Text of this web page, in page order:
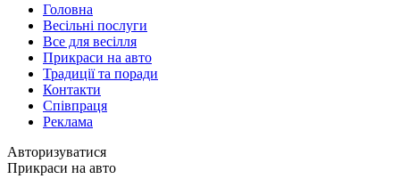
Головна
Весільні послуги
Все для весілля
Прикраси на авто
Традиції та поради
Контакти
Співпраця
Реклама
Авторизуватися
Прикраси на авто